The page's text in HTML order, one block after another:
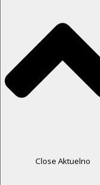
Close Aktuelno